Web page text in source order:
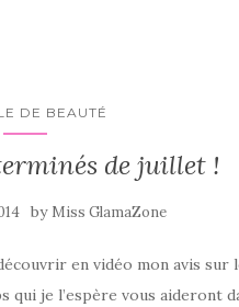
DE BEAUTÉ
de juillet !
by Miss GlamaZone
en vidéo mon avis
je l’espère vous aideront